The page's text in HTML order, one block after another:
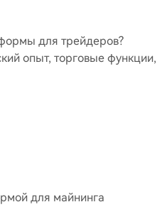
для трейдеров?
опыт, торговые функции,
для майнинга